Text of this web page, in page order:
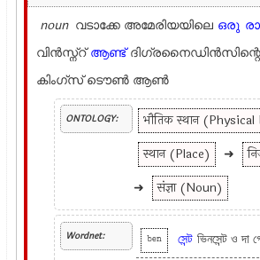
noun വടാക്കേ അമേരിയയിലെ ഒരു
വിന്‍സ്ന്റ്ആണ്ട്ദിഗ്രനൈഡിന്‍സിന്റെ
കിംഗ്സ് ടൌണ്‍ ആണ്‍
ONTOLOGY: भौतिक स्थान (Physical
स्थान (Place)
➜
➜
संज्ञा (Noun)
Wordnet: ben সেন্ট ভিনসেন্ট ও দা